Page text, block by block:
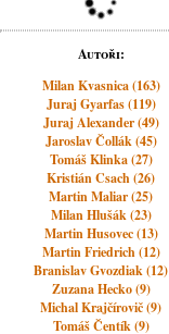
Autoři:
Milan Kvasnica (163)
Juraj Gyarfas (119)
Juraj Alexander (49)
Jaroslav Čollák (45)
Tomáš Klinka (27)
Kristián Csach (26)
Martin Maliar (25)
Milan Hlušák (23)
Martin Husovec (13)
Martin Friedrich (12)
Branislav Gvozdiak (12)
Zuzana Hecko (9)
Michal Krajčírovič (9)
Tomáš Čentík (9)